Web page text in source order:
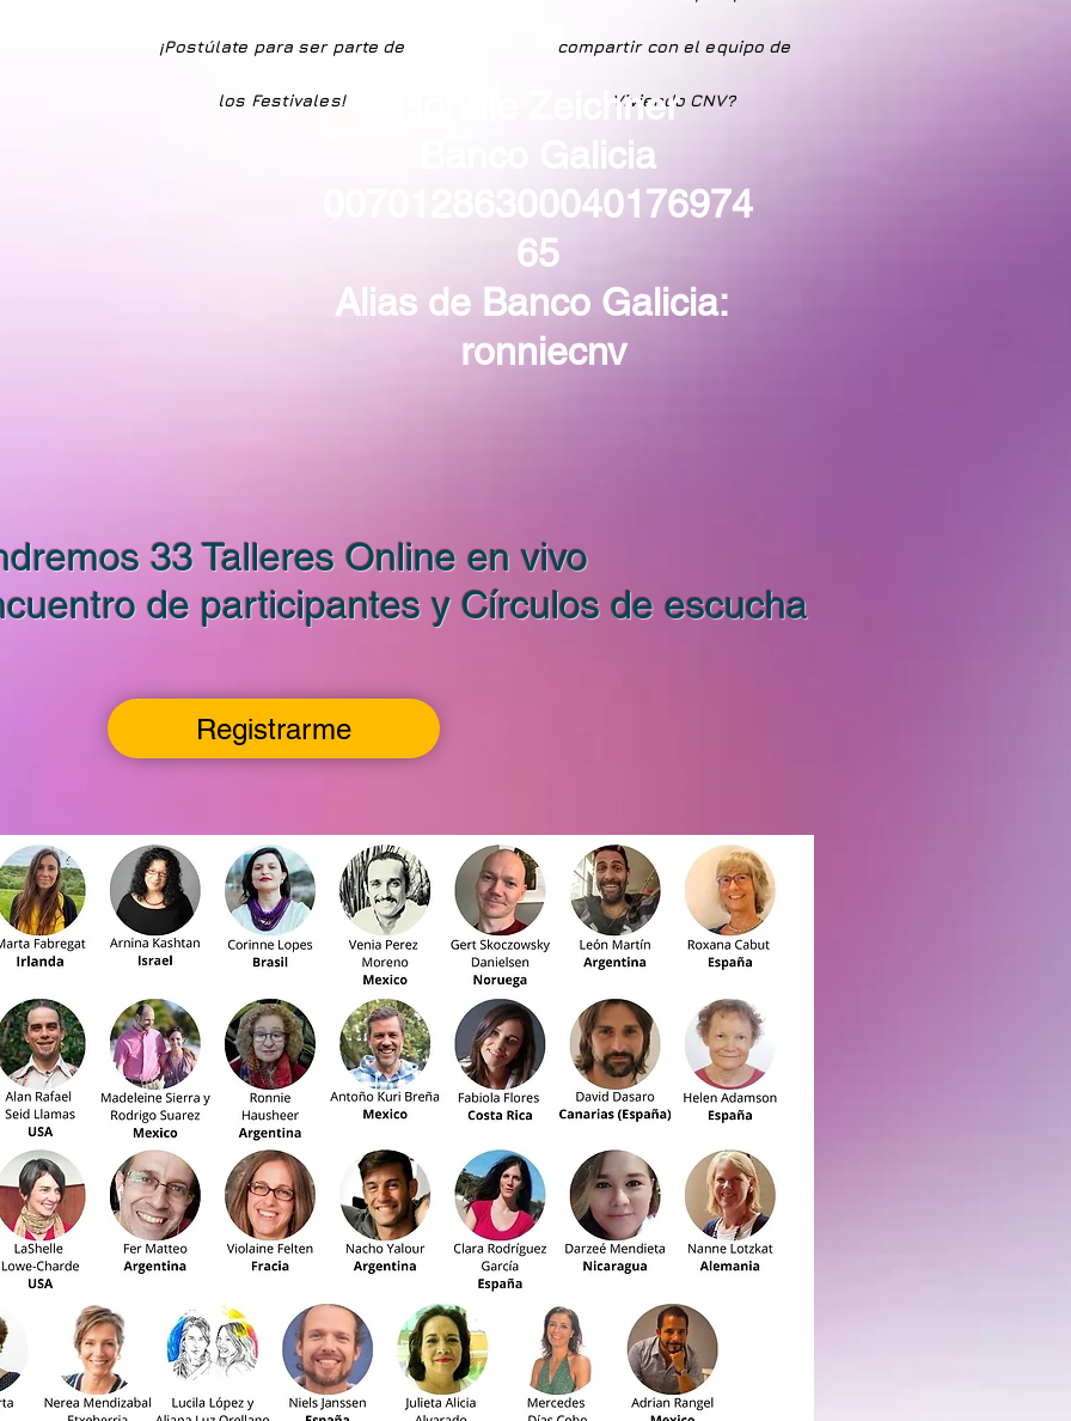
¡Postúlate para ser parte de
los Festivales!
compartir con el equipo de
Viviendo CNV?
Ronnie Zeichner
Banco Galicia
00701286300040176974
65
Alias de Banco Galicia:
ronniecnv
Y VOLUNTARIAS |
¿Quieres acompañarnos en Viviendo CNV?
33 Talleres Online en vivo
de participantes y Círculos de escucha
Registrarme